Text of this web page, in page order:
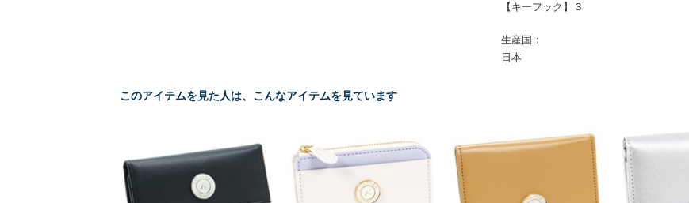
【キーフック】３
生産国：
日本
このアイテムを見た人は、こんなアイテムを見ています